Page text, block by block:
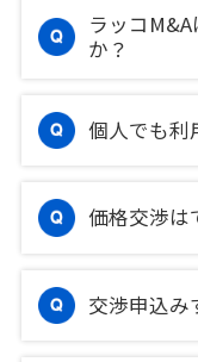
ラッコ
か？
個人でも利
価格交渉は
交渉申込み